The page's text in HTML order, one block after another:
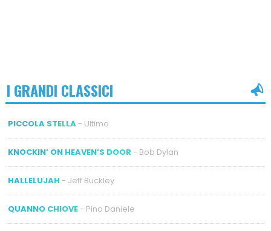
I GRANDI CLASSICI
PICCOLA STELLA- Ultimo
KNOCKIN’ ON HEAVEN’S DOOR - Bob Dylan
HALLELUJAH - Jeff Buckley
QUANNO CHIOVE- Pino Daniele